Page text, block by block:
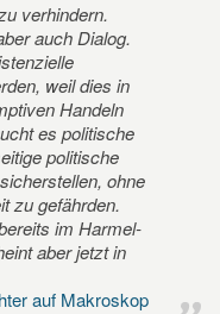
verhindern.
auch Dialog.
weil dies in
Handeln
es politische
politische
ohne
zu gefährden.
im Harmel-
aber jetzt in
auf Makroskop